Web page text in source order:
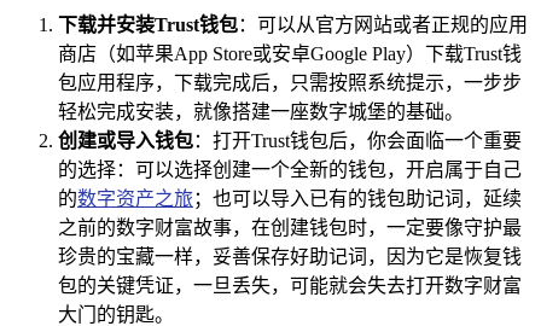
下载并安装Trust钱包：可以从官方网站或者正规的应用
商店（如苹果App Store或安卓Google Play）下载Trust钱
包应用程序，下载完成后，只需按照系统提示，一步步
轻松完成安装，就像搭建一座数字城堡的基础。
创建或导入钱包：打开Trust钱包后，你会面临一个重要
的选择：可以选择创建一个全新的钱包，开启属于自己
的数字资产之旅；也可以导入已有的钱包助记词，延续
之前的数字财富故事，在创建钱包时，一定要像守护最
珍贵的宝藏一样，妥善保存好助记词，因为它是恢复钱
包的关键凭证，一旦丢失，可能就会失去打开数字财富
大门的钥匙。